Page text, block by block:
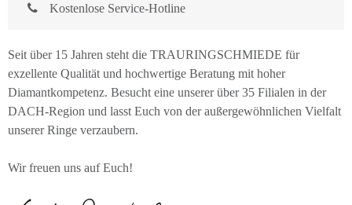
Kostenlose Service-Hotline
Seit über 15 Jahren steht die TRAURINGSCHMIEDE für
exzellente Qualität und hochwertige Beratung mit hoher
Diamantkompetenz. Besucht eine unserer über 35 Filialen in der
DACH-Region und lasst Euch von der außergewöhnlichen Vielfalt
unserer Ringe verzaubern.
Wir freuen uns auf Euch!